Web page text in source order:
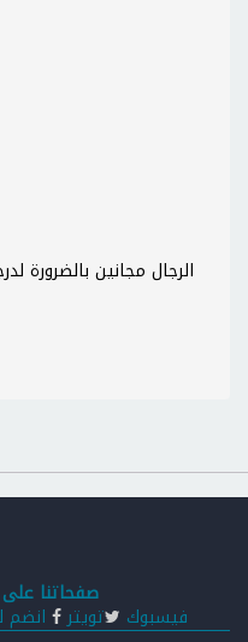
صفحاتنا على
فيسبوك تويتر انضم